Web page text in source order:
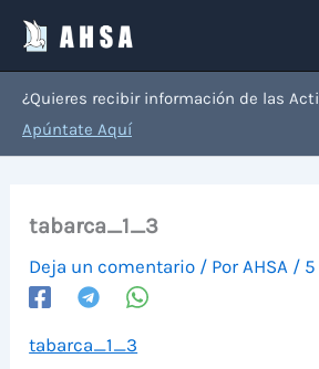
contenido
¿Quieres recibir información de las
Apúntate Aquí
tabarca_1_3
Deja un comentario / Por AHSA /
tabarca_1_3